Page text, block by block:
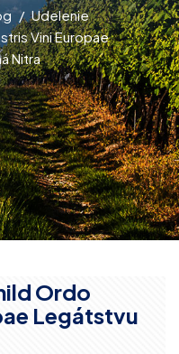
Udelenie
Vini Europae
Nitra
Ordo
Legátstvu